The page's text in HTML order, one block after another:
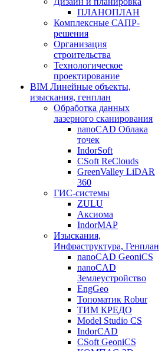
ПЛАНОПЛАН
Комплексные САПР-
решения
Организация
строительства
Технологическое
проектирование
BIM Линейные объекты,
изыскания, генплан
Обработка данных
лазерного сканирования
nanoCAD Облака
точек
IndorSoft
CSoft ReClouds
GreenValley LiDAR
360
ГИС-системы
ZULU
Аксиома
IndorMAP
Изыскания,
Инфраструктура, Генплан
nanoCAD GeoniCS
nanoCAD
Землеустройство
EngGeo
Топоматик Robur
ТИМ КРЕДО
Model Studio CS
IndorCAD
CSoft GeoniCS